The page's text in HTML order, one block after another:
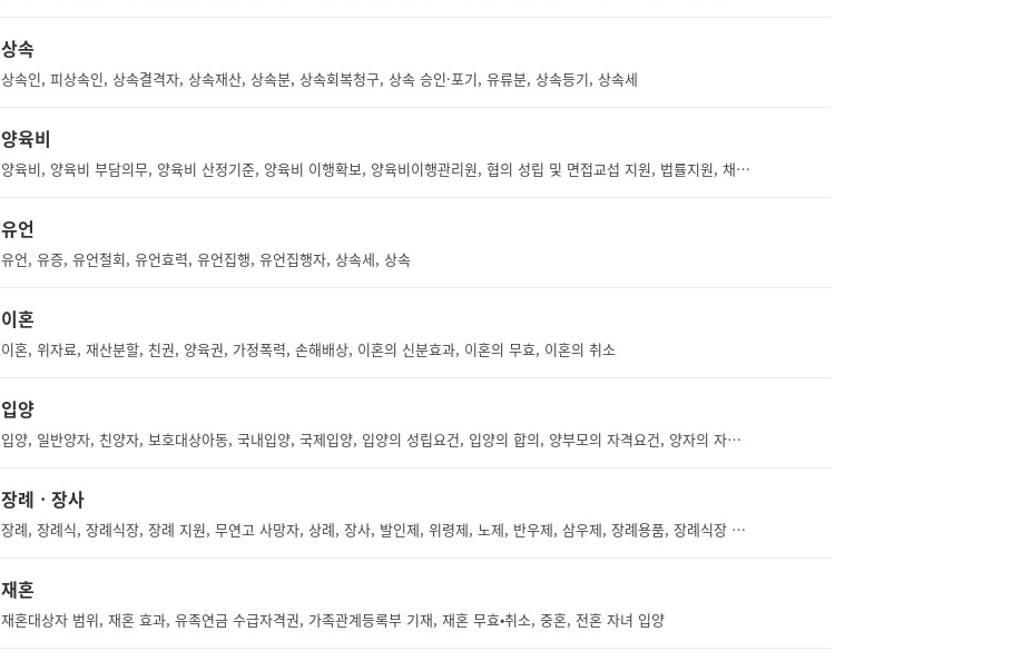
상속
상속인, 피상속인, 상속결격자, 상속재산, 상속분, 상속회복청구, 상속 승인·포기, 유류분, 상속등기, 상속세
양육비
양육비, 양육비 부담의무, 양육비 산정기준, 양육비 이행확보, 양육비이행관리원, 협의 성립 및 면접교섭 지원, 법률지원, 채권 추심지원, 양육비 지급 이행 강제의 방법, 한시적 양육비 긴급지원, 양육비 채무 불이행자에 대한 제재
유언
유언, 유증, 유언철회, 유언효력, 유언집행, 유언집행자, 상속세, 상속
이혼
이혼, 위자료, 재산분할, 친권, 양육권, 가정폭력, 손해배상, 이혼의 신분효과, 이혼의 무효, 이혼의 취소
입양
입양, 일반양자, 친양자, 보호대상아동, 국내입양, 국제입양, 입양의 성립요건, 입양의 합의, 양부모의 자격요건, 양자의 자격요건, 친권자, 법정대리인, 피성년후견인, 성년후견인, 입양의 동의, 입양의 승낙, 친권상실, 입양아동에 관한 교육, 입양아동 인도와 보고, 입양정보의 제공, 사후서비스 제공, 입양절차, 입양의 신고절차, 입양신고의 심사, 입양신고서, 가정법원의 허가, 입양의 효과, 양자의 성과 본, 입양의 무효, 입양의 취소, 파양, 협의상 파양, 재판상 파양, 양육보조금, 결연, 국제입양아동보고서, 입양허가, 입양교육, 소송 절차의 승계, 입양취소의 원인
장례ㆍ장사
장례, 장례식, 장례식장, 장례 지원, 무연고 사망자, 상례, 장사, 발인제, 위령제, 노제, 반우제, 삼우제, 장례용품, 장례식장 이용, 상조, 상조업체, 상조서비스, 선불식 할부거래, 선불식 할부계약, 사망, 사망신고, 사망신고 의무자, 사망진단서, 시체검안서, 화장, 화장시기, 화장신고, 화장장소, 화장방법, 개장, 화장시설, 공설화장시설, 사설화장시설, 사용료, 봉안, 봉안시설, 공설봉안시설, 사설봉안시설, 자연장, 자연장지, 공설자연장지, 사설자연장지, 매장, 매장시기, 매장신고, 매장장소, 매장방법, 개장신고, 묘지, 공설묘지, 분묘, 설치기간, 사설묘지, 개인묘지, 가족묘지, 법인묘지
재혼
재혼대상자 범위, 재혼 효과, 유족연금 수급자격권, 가족관계등록부 기재, 재혼 무효•취소, 중혼, 전혼 자녀 입양